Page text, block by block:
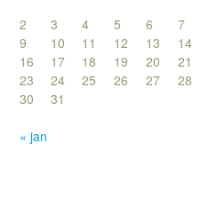
2
3 4 5 6 7
9
10 11 12 13 14
16
17 18 19 20 21
23
24 25 26 27 28
30
31
« jan